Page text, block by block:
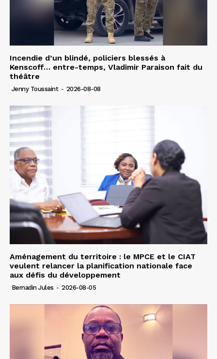
Incendie d’un blindé, policiers blessés à
Kenscoff… entre-temps, Vladimir Paraison fait du
théâtre
Jenny Toussaint - 2026-08-08
Aménagement du territoire : le MPCE et le CIAT
veulent relancer la planification nationale face
aux défis du développement
Bernadin Jules - 2026-08-05